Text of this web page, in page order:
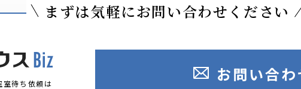
まずは気軽にお問い合わせください
室待ち依頼は
お問い合